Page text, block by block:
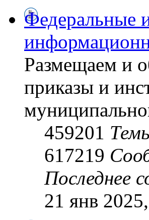
Федеральные
Размещаем и
приказы и
459201
617219
Последнее
21 янв